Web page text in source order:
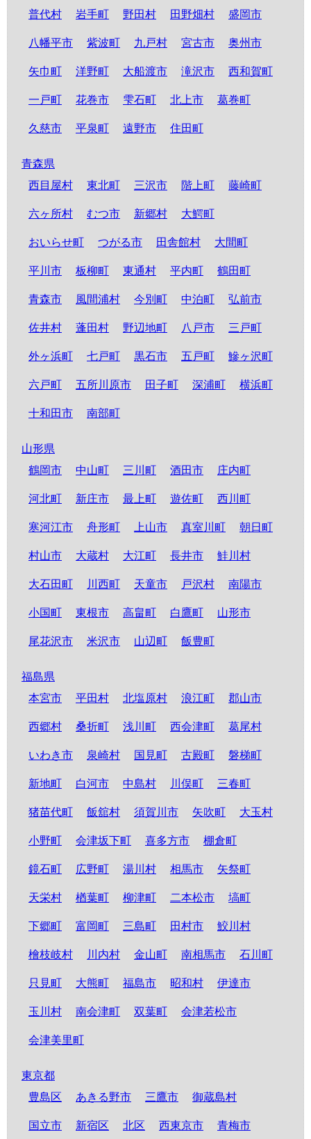
普代村 岩手町 野田村 田野畑村 盛岡市
八幡平市 紫波町 九戸村 宮古市 奥州市
矢巾町 洋野町 大船渡市 滝沢市 西和賀町
一戸町 花巻市 雫石町 北上市 葛巻町
久慈市 平泉町 遠野市 住田町
青森県
西目屋村
東北町 三沢市 階上町 藤崎町
六ヶ所村 むつ市 新郷村 大鰐町
おいらせ町 つがる市 田舎館村 大間町
平川市 板柳町 東通村 平内町 鶴田町
青森市 風間浦村 今別町 中泊町 弘前市
佐井村 蓬田村 野辺地町 八戸市 三戸町
外ヶ浜町 七戸町 黒石市 五戸町 鰺ヶ沢町
六戸町 五所川原市 田子町 深浦町 横浜町
十和田市 南部町
山形県
鶴岡市
中山町 三川町 酒田市 庄内町
河北町 新庄市 最上町 遊佐町 西川町
寒河江市 舟形町 上山市 真室川町 朝日町
村山市 大蔵村 大江町 長井市 鮭川村
大石田町 川西町 天童市 戸沢村 南陽市
小国町 東根市 高畠町 白鷹町 山形市
尾花沢市 米沢市 山辺町 飯豊町
福島県
本宮市
平田村 北塩原村 浪江町 郡山市
西郷村 桑折町 浅川町 西会津町 葛尾村
いわき市 泉崎村 国見町 古殿町 磐梯町
新地町 白河市 中島村 川俣町 三春町
猪苗代町 飯舘村 須賀川市 矢吹町 大玉村
小野町 会津坂下町 喜多方市 棚倉町
鏡石町 広野町 湯川村 相馬市 矢祭町
天栄村 楢葉町 柳津町 二本松市 塙町
下郷町 富岡町 三島町 田村市 鮫川村
檜枝岐村 川内村 金山町 南相馬市 石川町
只見町 大熊町 福島市 昭和村 伊達市
玉川村 南会津町 双葉町 会津若松市
会津美里町
東京都
豊島区
あきる野市 三鷹市 御蔵島村
国立市 新宿区 北区 西東京市 青梅市